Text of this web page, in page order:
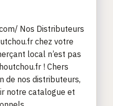
Nos Distributeurs
chez votre
local n’est pas
! Chers
de nos distributeurs,
notre catalogue et